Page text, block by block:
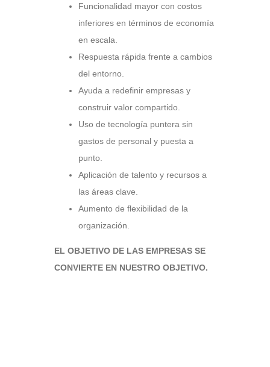
Funcionalidad mayor con costos
inferiores en términos de economía
en escala.
Respuesta rápida frente a cambios
del entorno.
Ayuda a redefinir empresas y
construir valor compartido.
Uso de tecnología puntera sin
gastos de personal y puesta a
punto.
Aplicación de talento y recursos a
las áreas clave.
Aumento de flexibilidad de la
organización.
EL OBJETIVO DE LAS EMPRESAS SE
CONVIERTE EN NUESTRO OBJETIVO.